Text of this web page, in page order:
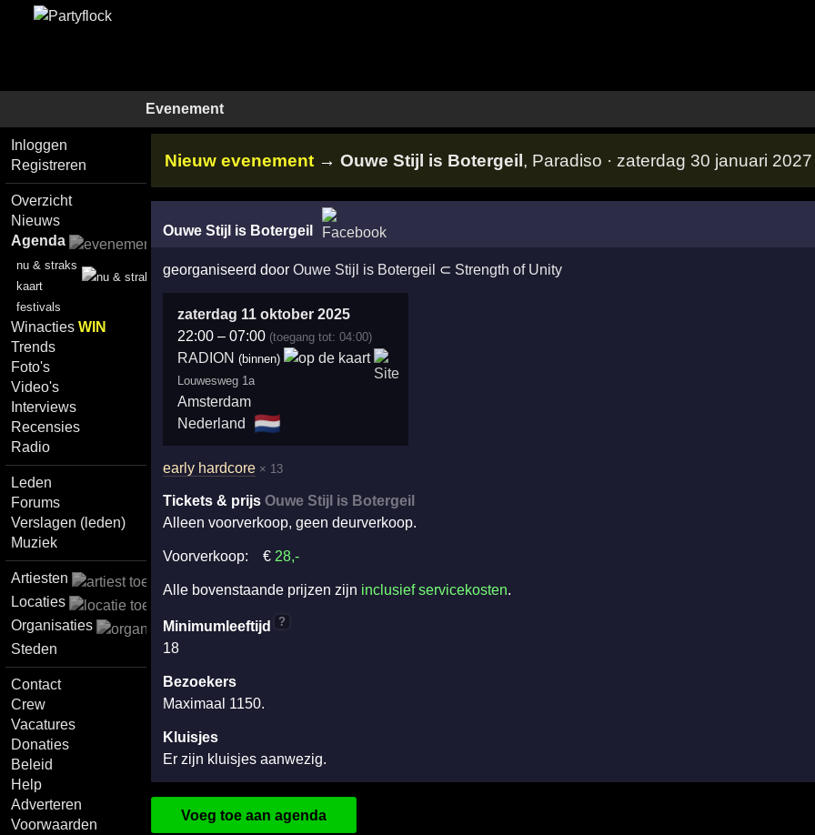
Evenement
Inloggen
Registreren
Overzicht
Nieuws
Agenda
nu & straks
kaart
festivals
WinactiesWIN
Trends
Foto's
Video's
Interviews
Recensies
Radio
Leden
Forums
Verslagen (leden)
Muziek
Artiesten
Locaties
Organisaties
Steden
Contact
Crew
Vacatures
Donaties
Beleid
Help
Adverteren
Voorwaarden
Nieuw evenement →Ouwe Stijl is Botergeil, Paradiso · zaterdag 30 januari 2027
Ouwe Stijl is Botergeil
georganiseerd door Ouwe Stijl is Botergeil ⊂ Strength of Unity
zaterdag 11 oktober 2025
22:00– 07:00 (toegang tot: 04:00)
RADION (binnen)
Louwesweg 1a
Amsterdam
Nederland
🇳🇱
early hardcore × 13
Tickets & prijs Ouwe Stijl is Botergeil
Alleen voorverkoop, geen deurverkoop.
Voorverkoop: € 28,-
Alle bovenstaande prijzen zijn inclusief servicekosten.
Minimumleeftijd ?
18
Bezoekers
Maximaal 1150.
Kluisjes
Er zijn kluisjes aanwezig.
Voeg toe aan agenda